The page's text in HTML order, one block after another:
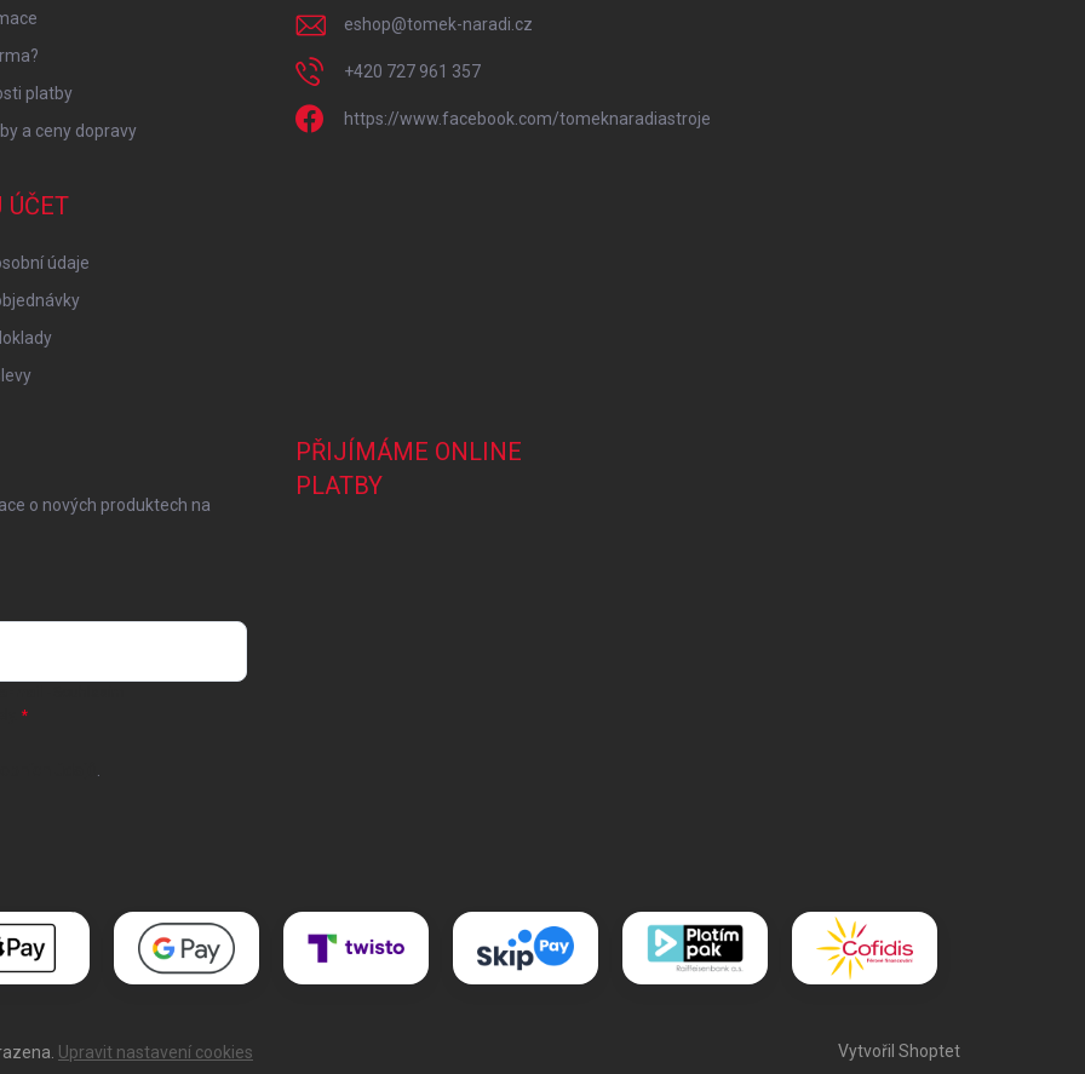
platby
a ceny dopravy
ÚČET
údaje
eshop@tomek-naradi.cz
+420 727 961 357
https://www.facebook.com/tomeknaradiastroje
o nových produktech na
PŘIJÍMÁME ONLINE
PLATBY
Vytvořil Shoptet
Upravit nastavení cookies